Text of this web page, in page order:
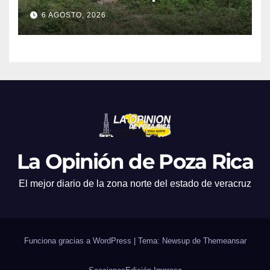
6 AGOSTO, 2026
La Opinión de Poza Rica
El mejor diario de la zona norte del estado de veracruz
Funciona gracias a WordPress Tema: Newsup de Themeansar